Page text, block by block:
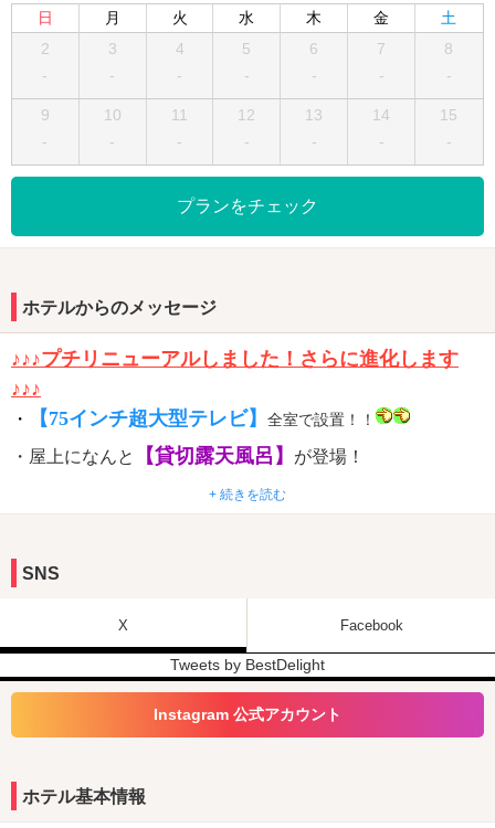
り、和モダンにオリエンタルを融合させた空間は、落ち着いた雰囲
気ながら異国情緒が漂う。京都の持つ上品な質感にマッチしたリゾ
ートホテルが誕生した！露天風呂や岩盤浴、乾式サウナを備えたプ
レジデントルームをはじめ、一番リーズナブルなタイプでも、60イ
ンチ以上の大画面テレビ、水中照明付きのジェットバス、パソコ
ン、ダイニングテーブル＆ソファなどを完備とあって、すでにリピ
ーター続出中！さぁ今すぐ極上のオリエンタルリゾートへ旅しよ
う！
日 月 火 水 木 金
土
2
-
3
-
4
-
5
-
6
-
7
-
8
-
9
-
10
-
11
-
12
-
13
-
14
-
15
-
プランをチェック
ホテルからのメッセージ
♪♪♪プチリニューアルしました！さらに進化します
♪♪♪
・ 【75インチ超大型テレビ】 全室で設置！！
・屋上になんと 【貸切露天風呂】 が登場！
室内ビールサーバー】飲み放題★
・幻想的な空間を演出する
・盛り上がること間違いなしの【
画】
【アレクサ】
槽】 他にも♪
+ 続きを読む
SNS
X Facebook
Tweets by BestDelight
Instagram 公式アカウント
ホテル基本情報